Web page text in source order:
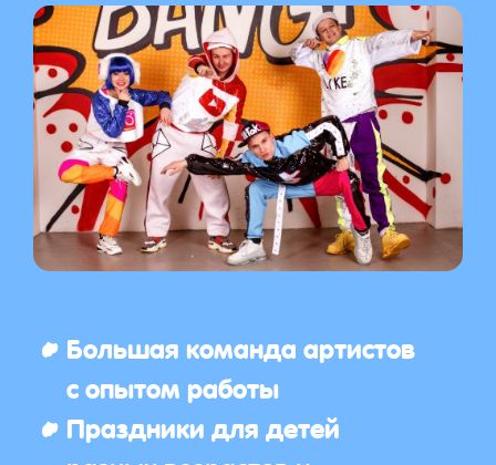
Большая команда артистов
с опытом работы
Праздники для детей